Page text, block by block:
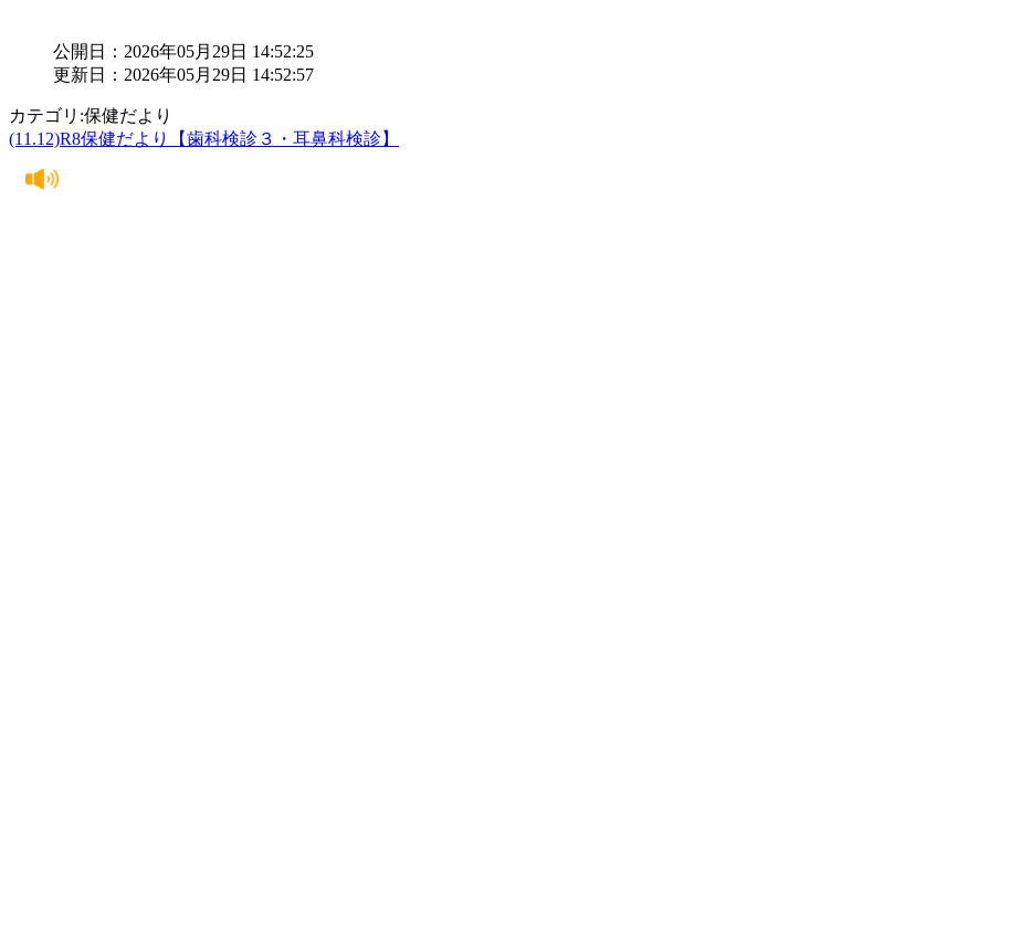
公開日：2026年05月29日 14:52:25
更新日：2026年05月29日 14:52:57
カテゴリ:保健だより
(11.12)R8保健だより【歯科検診３・耳鼻科検診】